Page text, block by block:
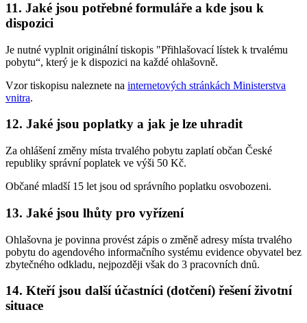
11. Jaké jsou potřebné formuláře a kde jsou k
dispozici
Je nutné vyplnit originální tiskopis "Přihlašovací lístek k trvalému
pobytu“, který je k dispozici na každé ohlašovně.
Vzor tiskopisu naleznete na internetových stránkách Ministerstva
vnitra.
12. Jaké jsou poplatky a jak je lze uhradit
Za ohlášení změny místa trvalého pobytu zaplatí občan České
republiky správní poplatek ve výši 50 Kč.
Občané mladší 15 let jsou od správního poplatku osvobozeni.
13. Jaké jsou lhůty pro vyřízení
Ohlašovna je povinna provést zápis o změně adresy místa trvalého
pobytu do agendového informačního systému evidence obyvatel bez
zbytečného odkladu, nejpozději však do 3 pracovních dnů.
14. Kteří jsou další účastníci (dotčení) řešení životní
situace